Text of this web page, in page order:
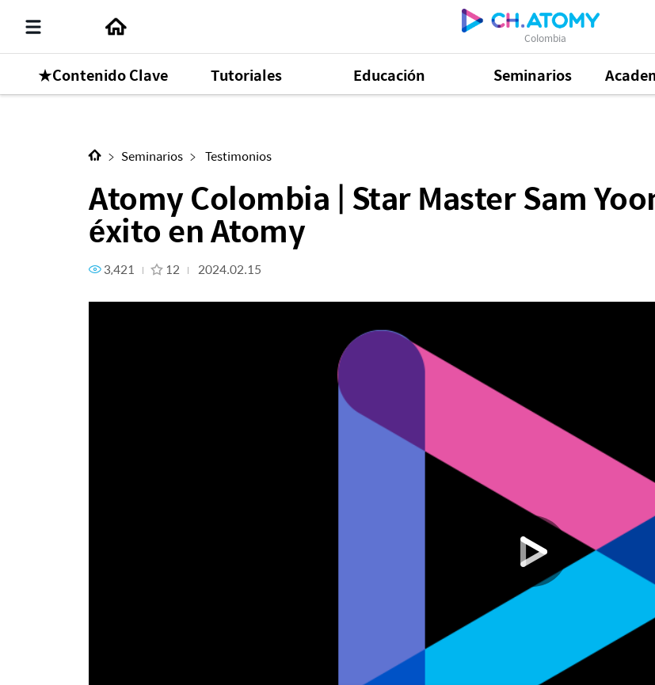
Colombia
★Contenido Clave Tutoriales Educación Seminarios
Atomy Colombia | Star Master Sam Yoon Atomy USA | Visión al éxito en
Siguiente Contenido
Seminarios Testimonios
Atomy Colombia | Star Master Sam
éxito en Atomy
3,421 12 2024.02.15